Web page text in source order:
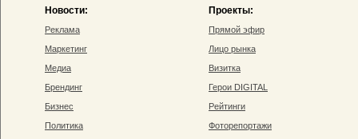
Новости:
Реклама
Маркетинг
Медиа
Брендинг
Бизнес
Политика
Проекты:
Прямой эфир
Лицо рынка
Визитка
Герои DIGITAL
Рейтинги
Фоторепортажи